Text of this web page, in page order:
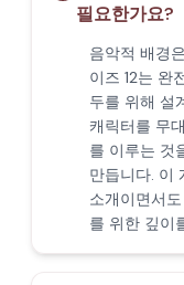
필요한가요?
음악적 배경
이즈 12는 완
두를 위해 설
캐릭터를 무
를 이루는 것
만듭니다. 이
소개이면서
를 위한 깊이